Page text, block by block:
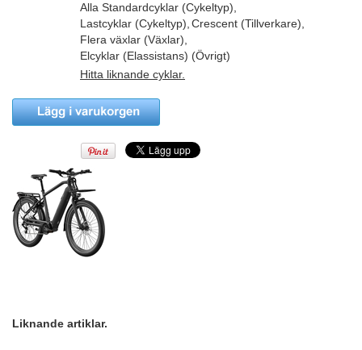
Alla Standardcyklar (Cykeltyp)
Lastcyklar (Cykeltyp) Crescent (Tillverkare)
Flera växlar (Växlar)
Elcyklar (Elassistans) (Övrigt)
Hitta liknande cyklar.
Liknande artiklar.